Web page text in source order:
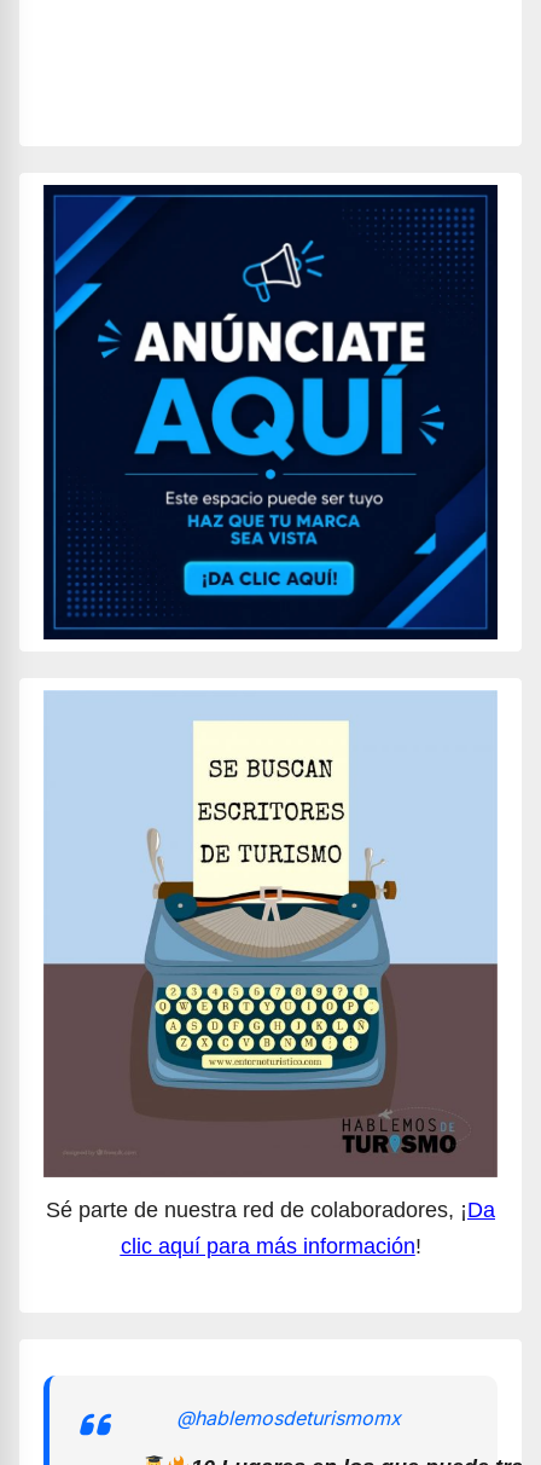
Sé parte de nuestra red de colaboradores, ¡Da
clic aquí para más información!
@hablemosdeturismomx